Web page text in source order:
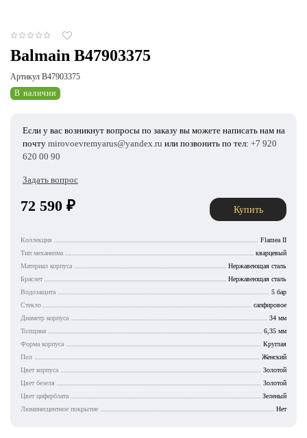
Balmain B47903375
Артикул B47903375
В наличии
Если у вас возникнут вопросы по заказу вы можете написать нам на
почту mirovoevremyarus@yandex.ru или позвонить по тел: +7 920
620 00 90
Задать вопрос
72 590 ₽ Купить
Коллекция
Flamea II
Тип механизма
кварцевый
Материал корпуса
Нержавеющая сталь
Браслет
Нержавеющая сталь
Водозащита
5 бар
Стекло
сапфировое
Диаметр корпуса
34 мм
Толщина
6,35 мм
Форма корпуса
Круглая
Пол
Женский
Цвет корпуса
Золотой
Цвет безеля
Золотой
Цвет циферблата
Зеленый
Люминесцентное покрытие
Нет